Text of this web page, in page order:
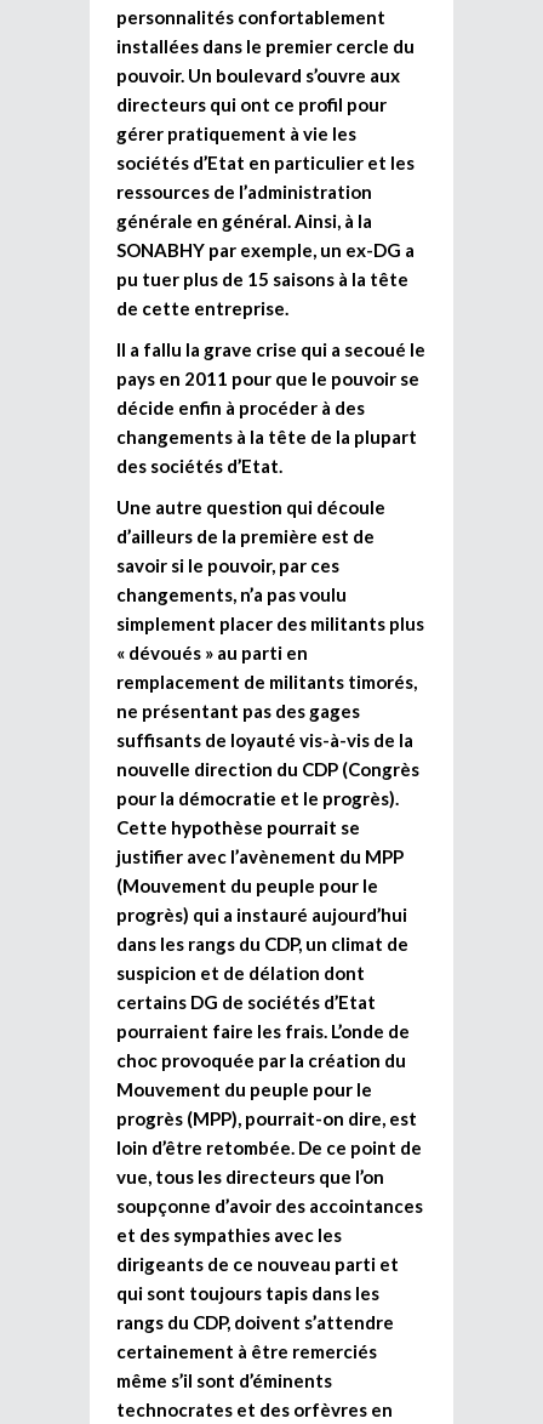
personnalités confortablement
installées dans le premier cercle du
pouvoir. Un boulevard s’ouvre aux
directeurs qui ont ce profil pour
gérer pratiquement à vie les
sociétés d’Etat en particulier et les
ressources de l’administration
générale en général. Ainsi, à la
SONABHY par exemple, un ex-DG a
pu tuer plus de 15 saisons à la tête
de cette entreprise.
Il a fallu la grave crise qui a secoué le
pays en 2011 pour que le pouvoir se
décide enfin à procéder à des
changements à la tête de la plupart
des sociétés d’Etat.
Une autre question qui découle
d’ailleurs de la première est de
savoir si le pouvoir, par ces
changements, n’a pas voulu
simplement placer des militants plus
« dévoués » au parti en
remplacement de militants timorés,
ne présentant pas des gages
suffisants de loyauté vis-à-vis de la
nouvelle direction du CDP (Congrès
pour la démocratie et le progrès).
Cette hypothèse pourrait se
justifier avec l’avènement du MPP
(Mouvement du peuple pour le
progrès) qui a instauré aujourd’hui
dans les rangs du CDP, un climat de
suspicion et de délation dont
certains DG de sociétés d’Etat
pourraient faire les frais. L’onde de
choc provoquée par la création du
Mouvement du peuple pour le
progrès (MPP), pourrait-on dire, est
loin d’être retombée. De ce point de
vue, tous les directeurs que l’on
soupçonne d’avoir des accointances
et des sympathies avec les
dirigeants de ce nouveau parti et
qui sont toujours tapis dans les
rangs du CDP, doivent s’attendre
certainement à être remerciés
même s’il sont d’éminents
technocrates et des orfèvres en